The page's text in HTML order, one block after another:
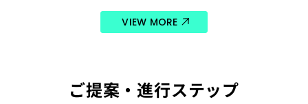
VIEW MORE
ご提案・進行ステップ